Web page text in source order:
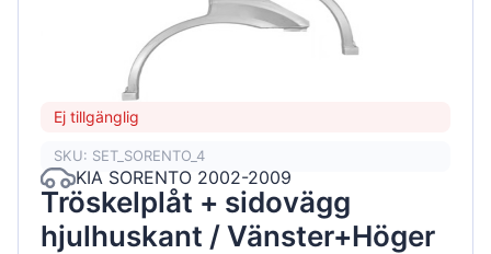
Ej tillgänglig
SKU: SET_SORENTO_4
KIA SORENTO 2002-2009
Tröskelplåt + sidovägg
hjulhuskant / Vänster+Höger